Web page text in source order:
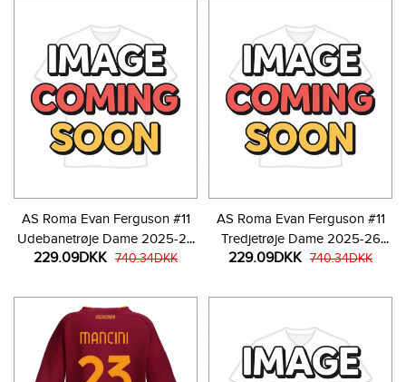
AS Roma Evan Ferguson #11
Udebanetrøje Dame 2025-26
Kortærmet
229.09DKK 740.34DKK
AS Roma Evan Ferguson #11
Tredjetrøje Dame 2025-26
Kortærmet
229.09DKK 740.34DKK